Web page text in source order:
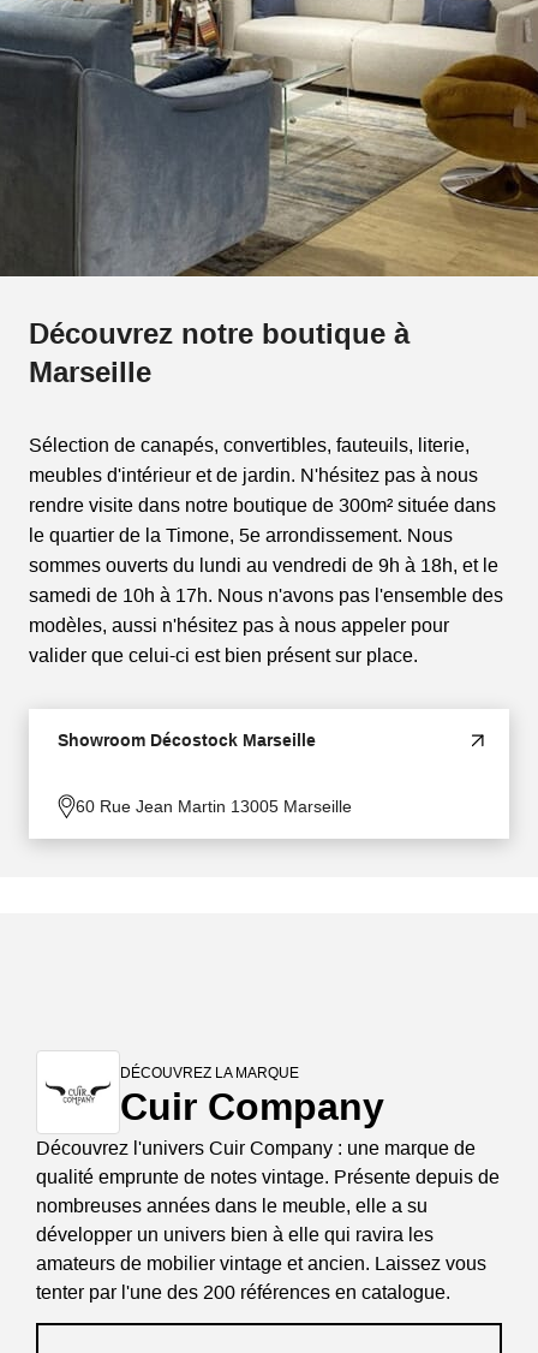
Découvrez notre boutique à
Marseille
Sélection de canapés, convertibles, fauteuils, literie,
meubles d'intérieur et de jardin. N'hésitez pas à nous
rendre visite dans notre boutique de 300m² située dans
le quartier de la Timone, 5e arrondissement. Nous
sommes ouverts du lundi au vendredi de 9h à 18h, et le
samedi de 10h à 17h. Nous n'avons pas l'ensemble des
modèles, aussi n'hésitez pas à nous appeler pour
valider que celui-ci est bien présent sur place.
Showroom Décostock Marseille
60 Rue Jean Martin 13005 Marseille
DÉCOUVREZ LA MARQUE
Cuir Company
Découvrez l'univers Cuir Company : une marque de
qualité emprunte de notes vintage. Présente depuis de
nombreuses années dans le meuble, elle a su
développer un univers bien à elle qui ravira les
amateurs de mobilier vintage et ancien. Laissez vous
tenter par l'une des 200 références en catalogue.